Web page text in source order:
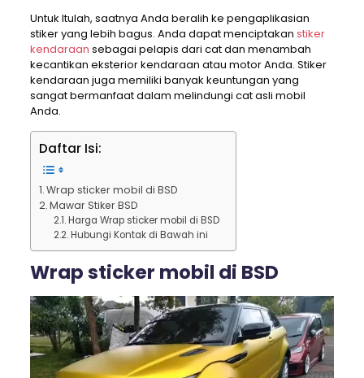
Untuk Itulah, saatnya Anda beralih ke pengaplikasian
stiker yang lebih bagus. Anda dapat menciptakan stiker
kendaraan sebagai pelapis dari cat dan menambah
kecantikan eksterior kendaraan atau motor Anda. Stiker
kendaraan juga memiliki banyak keuntungan yang
sangat bermanfaat dalam melindungi cat asli mobil
Anda.
Daftar Isi:
Wrap sticker mobil di BSD
Mawar Stiker BSD
Harga Wrap sticker mobil di BSD
Hubungi Kontak di Bawah ini
Wrap sticker mobil di BSD